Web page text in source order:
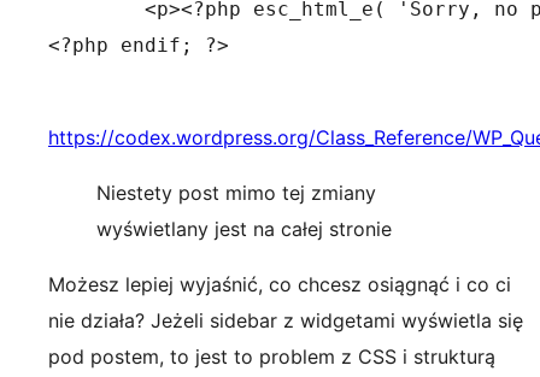
<?php endif; ?>
https://codex.wordpress.org/Class_Reference/
Niestety post mimo tej zmiany
wyświetlany jest na całej stronie
Możesz lepiej wyjaśnić, co chcesz osiągnąć i co ci
nie działa? Jeżeli sidebar z widgetami wyświetla się
pod postem, to jest to problem z CSS i strukturą